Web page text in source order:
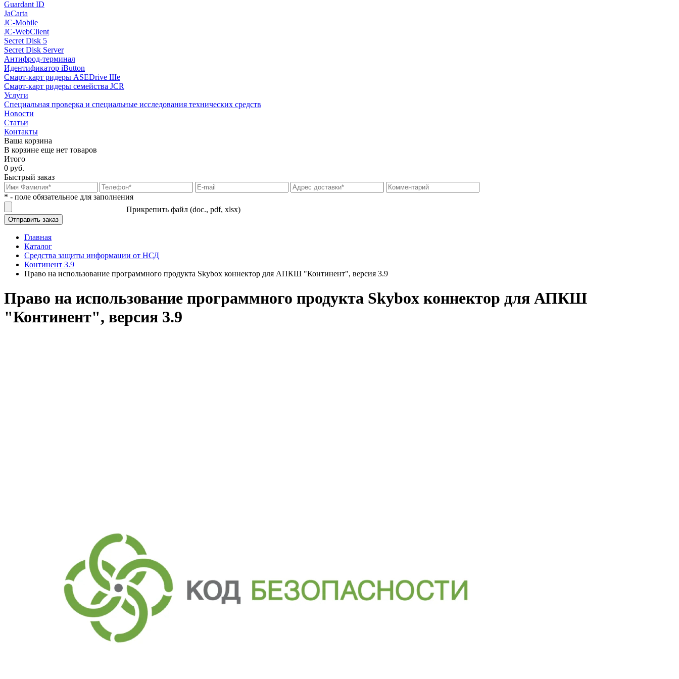
Guardant ID
JaCarta
JC-Mobile
JC-WebClient
Secret Disk 5
Secret Disk Server
Антифрод-терминал
Идентификатор iButton
Смарт-карт ридеры ASEDrive IIIe
Смарт-карт ридеры семейства JCR
Услуги
Специальная проверка и специальные исследования технических средств
Новости
Статьи
Контакты
Ваша корзина
В корзине еще нет товаров
Итого
0 руб.
Быстрый заказ
* - поле обязательное для заполнения
Прикрепить файл (doc., pdf, xlsx)
Главная
Каталог
Средства защиты информации от НСД
Континент 3.9
Право на использование программного продукта Skybox коннектор для АПКШ "Континент", версия 3.9
Право на использование программного продукта Skybox коннектор для АПКШ
"Континент", версия 3.9